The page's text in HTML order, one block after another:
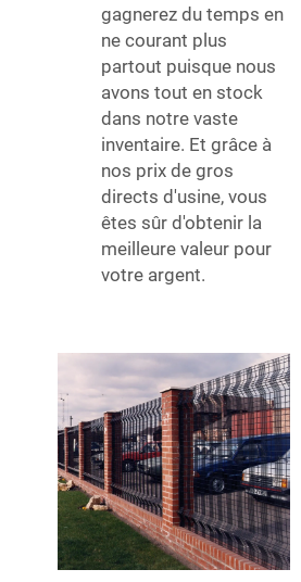
gagnerez du temps en
ne courant plus
partout puisque nous
avons tout en stock
dans notre vaste
inventaire. Et grâce à
nos prix de gros
directs d'usine, vous
êtes sûr d'obtenir la
meilleure valeur pour
votre argent.